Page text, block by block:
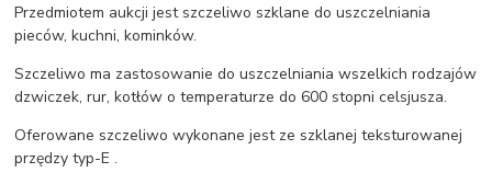
Przedmiotem aukcji jest szczeliwo szklane do uszczelniania
pieców, kuchni, kominków.
Szczeliwo ma zastosowanie do uszczelniania wszelkich rodzajów
dzwiczek, rur, kotłów o temperaturze do 600 stopni celsjusza.
Oferowane szczeliwo wykonane jest ze szklanej teksturowanej
przędzy typ-E .